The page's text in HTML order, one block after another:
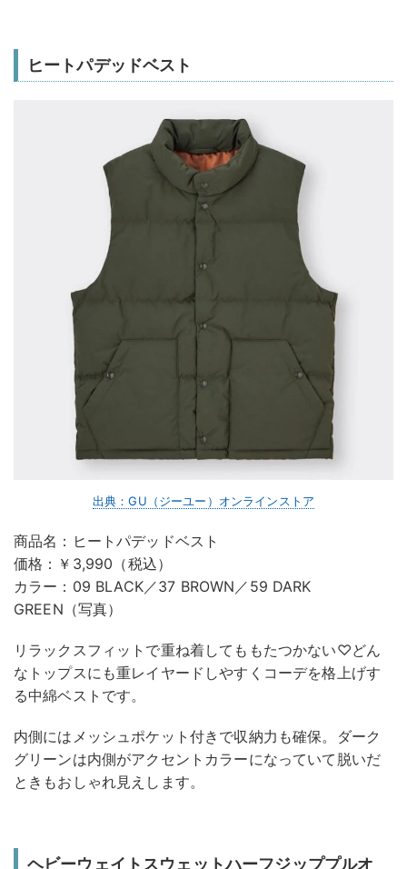
ヒートパデッドベスト
出典：GU（ジーユー）オンラインストア
商品名：ヒートパデッドベスト
価格：￥3,990（税込）
カラー：09 BLACK／37 BROWN／59 DARK
GREEN（写真）
リラックスフィットで重ね着してももたつかない♡どん
なトップスにも重レイヤードしやすくコーデを格上げす
る中綿ベストです。
内側にはメッシュポケット付きで収納力も確保。ダーク
グリーンは内側がアクセントカラーになっていて脱いだ
ときもおしゃれ見えします。
ヘビーウェイトスウェットハーフジッププルオ